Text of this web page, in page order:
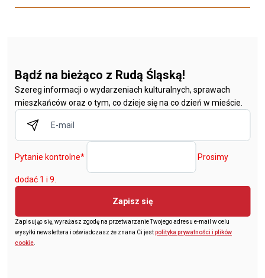
Bądź na bieżąco z Rudą Śląską!
Szereg informacji o wydarzeniach kulturalnych, sprawach
mieszkańców oraz o tym, co dzieje się na co dzień w mieście.
Pytanie kontrolne* Prosimy
dodać 1 i 9.
Zapisz się
Zapisując się, wyrażasz zgodę na przetwarzanie Twojego adresu e-mail w celu
wysyłki newslettera i oświadczasz że znana Ci jestpolityka prywatności i plików
cookie